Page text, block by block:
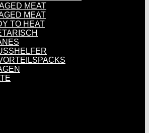
MEAT
MEAT
TO HEAT